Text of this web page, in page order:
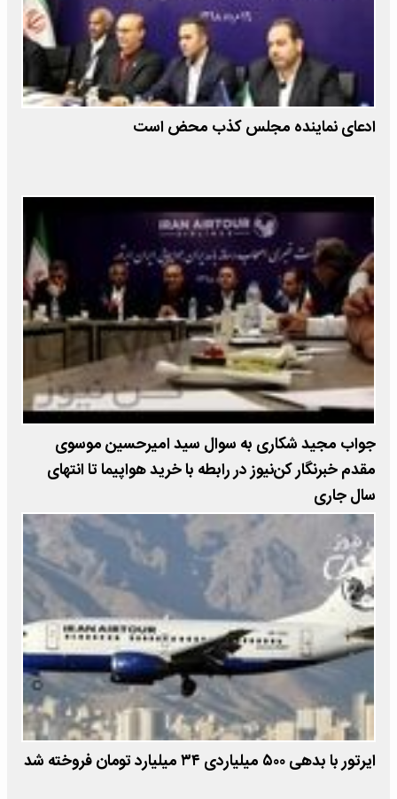
ادعای نماینده مجلس کذب محض است
جواب مجید شکاری به سوال سید امیرحسین موسوی
مقدم خبرنگار کن‌نیوز در رابطه با خرید هواپیما تا انتهای
سال جاری
ایرتور‌ با بدهی ۵۰۰ میلیاردی ۳۴ میلیارد تومان فروخته شد